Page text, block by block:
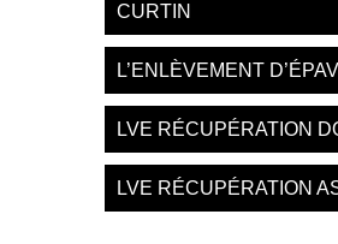
CURTIN
L’ENLÈVEMENT
LVE RÉCUPÉRATION
LVE RÉCUPÉRATION